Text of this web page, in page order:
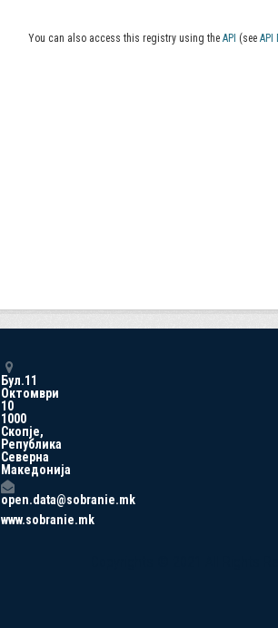
You can also access this registry using the API (see API
Бул.11
Октомври
10
1000
Скопје,
Република
Северна
Македонија
open.data@sobranie.mk
www.sobranie.mk